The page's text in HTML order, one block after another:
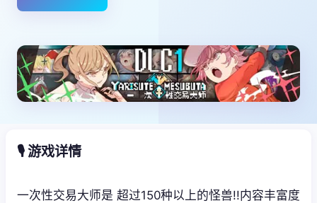
🎙️ 游戏详情
一次性交易大师是 超过150种以上的怪兽!!内容丰富度